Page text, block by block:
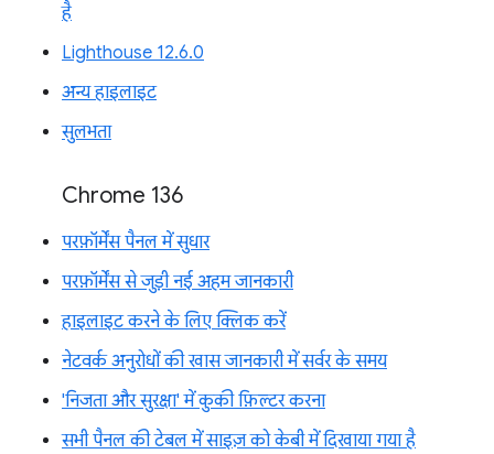
है
Lighthouse 12.6.0
अन्य हाइलाइट
सुलभता
Chrome 136
परफ़ॉर्मेंस पैनल में सुधार
परफ़ॉर्मेंस से जुड़ी नई अहम जानकारी
हाइलाइट करने के लिए क्लिक करें
नेटवर्क अनुरोधों की खास जानकारी में सर्वर के समय
'निजता और सुरक्षा' में कुकी फ़िल्टर करना
सभी पैनल की टेबल में साइज़ को केबी में दिखाया गया है